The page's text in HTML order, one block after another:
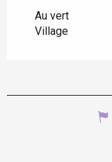
Au vert
Village